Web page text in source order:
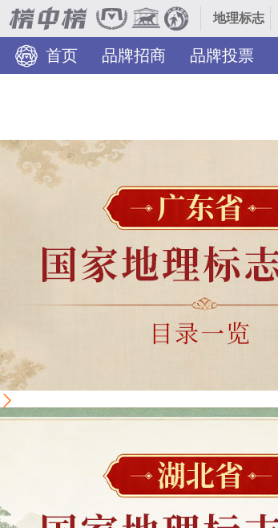
地理标志
首页 品牌招商 品牌投票